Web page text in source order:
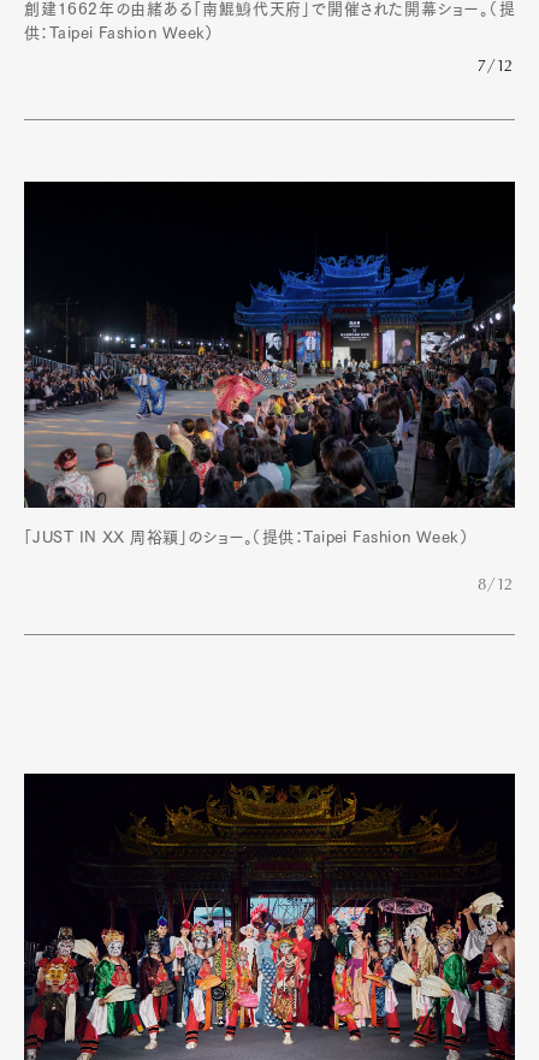
創建1662年の由緒ある「南鯤鯓代天府」で開催された開幕ショー。（提
供：Taipei Fashion Week）
7/12
「JUST IN XX 周裕穎」のショー。（提供：Taipei Fashion Week）
8/12